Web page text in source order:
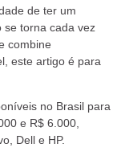
de ter um
se torna cada vez
combine
este artigo é para
no Brasil para
e R$ 6.000,
Dell e HP.